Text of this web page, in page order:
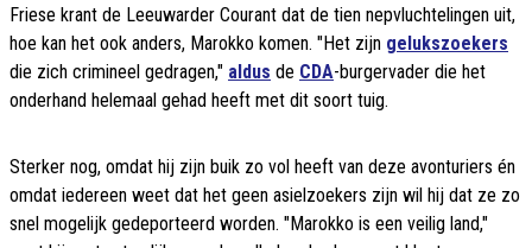
Friese krant de Leeuwarder Courant dat de tien nepvluchtelingen uit,
hoe kan het ook anders, Marokko komen. "Het zijn gelukszoekers
die zich crimineel gedragen," aldus de CDA-burgervader die het
onderhand helemaal gehad heeft met dit soort tuig.
Sterker nog, omdat hij zijn buik zo vol heeft van deze avonturiers én
omdat iedereen weet dat het geen asielzoekers zijn wil hij dat ze zo
snel mogelijk gedeporteerd worden. "Marokko is een veilig land,"